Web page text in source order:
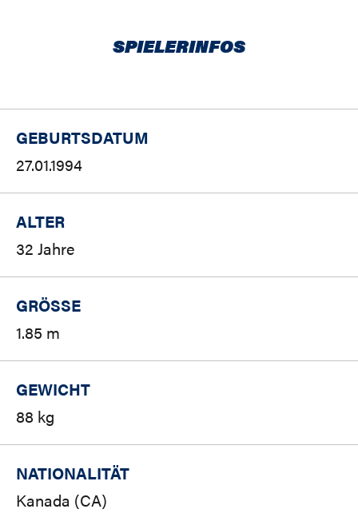
SPIELERINFOS
GEBURTSDATUM
27.01.1994
ALTER
32 Jahre
GRÖSSE
1.85 m
GEWICHT
88 kg
NATIONALITÄT
Kanada (CA)